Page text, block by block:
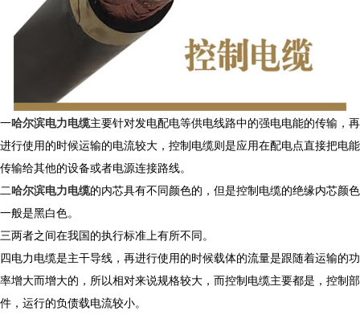
一哈尔滨电力电缆主要针对发电配电等供电线路中的强电电能的传输，再
进行使用的时候运输的电流较大，控制电缆则是应用在配电点直接把电能
传输给其他的设备或者电源连接路线。
二哈尔滨电力电缆的内芯具有不同颜色的，但是控制电缆的绝缘内芯颜色
一般是黑白色。
三两者之间在我国的执行标准上有所不同。
四电力电缆是主干导线，再进行使用的时候载体的流量是跟随着运输的功
率增大而增大的，所以相对来说规格较大，而控制电缆主要都是，控制部
件，运行的负债载电流较小。